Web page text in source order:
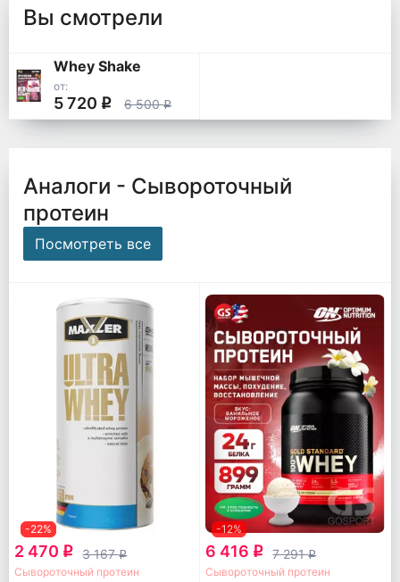
Вы смотрели
Whey Shake
от:
5 720 q 6 500q
Аналоги - Сывороточный
протеин
Посмотреть все
-22%
2 470 q 3 167q
Сывороточный протеин
-12%
6 416 q 7 291q
Сывороточный протеин